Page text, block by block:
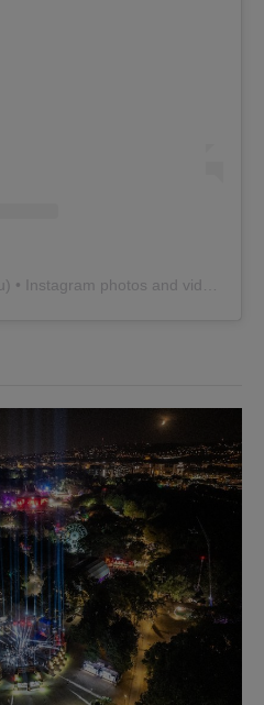
) • Instagram photos and videos